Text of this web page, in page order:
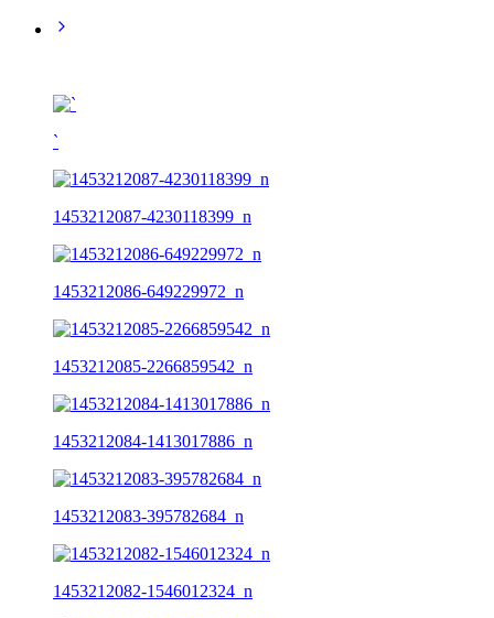
ˋ
1453212087-4230118399_n
1453212086-649229972_n
1453212085-2266859542_n
1453212084-1413017886_n
1453212083-395782684_n
1453212082-1546012324_n